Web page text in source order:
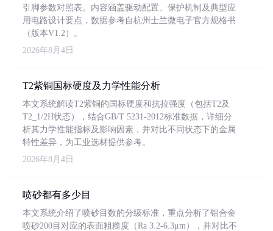
引脚参数对照表。内容涵盖驱动配置、保护机制及典型应
用电路设计要点，数据参考自杭州士兰微电子官方规格书
（版本V1.2）。
2026年8月4日
T2紫铜国标硬度及力学性能分析
本文系统解读T2紫铜的国标硬度和抗拉强度（包括T2及
T2_1/2H状态），结合GB/T 5231-2012标准数据，详细分
析其力学性能指标及影响因素，并对比不同状态下的金属
特性差异，为工业选材提供参考。
2026年8月4日
喷砂都有多少目
本文系统介绍了喷砂目数的分级标准，重点分析了铝合金
喷砂200目对应的表面粗糙度（Ra 3.2-6.3μm），并对比不